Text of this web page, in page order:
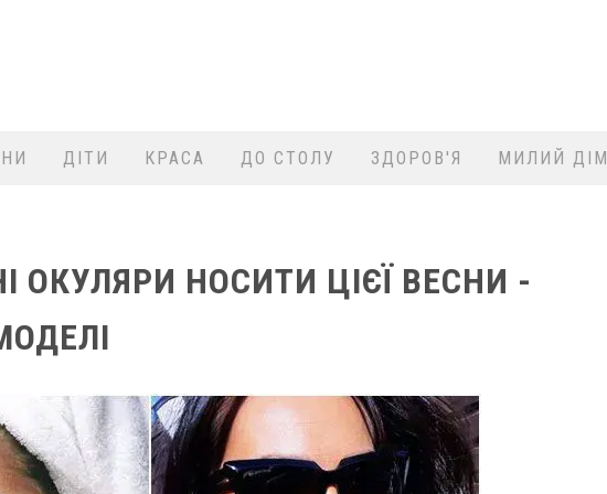
ДІТИ КРАСА ДО СТОЛУ ЗДОРОВ'Я МИЛИЙ ДІМ
ОКУЛЯРИ НОСИТИ ЦІЄЇ ВЕСНИ -